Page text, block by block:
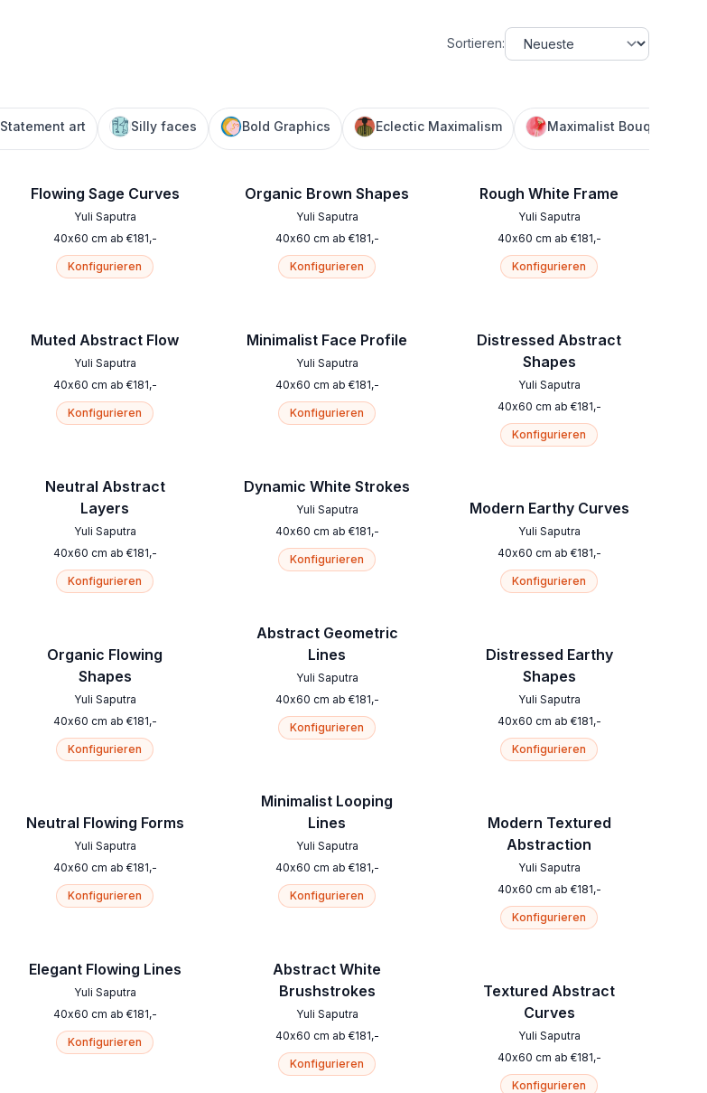
Sortieren:
Statement art Silly faces Bold Graphics Eclectic Maximalism Maximalist Bouquet
Flowing Sage Curves
Yuli Saputra
40x60 cm ab €181,-
Konfigurieren
Muted Abstract Flow
Yuli Saputra
40x60 cm ab €181,-
Konfigurieren
Neutral Abstract
Layers
Yuli Saputra
40x60 cm ab €181,-
Konfigurieren
Organic Flowing
Shapes
Yuli Saputra
40x60 cm ab €181,-
Konfigurieren
Neutral Flowing Forms
Yuli Saputra
40x60 cm ab €181,-
Konfigurieren
Elegant Flowing Lines
Yuli Saputra
40x60 cm ab €181,-
Konfigurieren
Organic Brown Shapes
Yuli Saputra
40x60 cm ab €181,-
Konfigurieren
Minimalist Face Profile
Yuli Saputra
40x60 cm ab €181,-
Konfigurieren
Dynamic White Strokes
Yuli Saputra
40x60 cm ab €181,-
Konfigurieren
Abstract Geometric
Lines
Yuli Saputra
40x60 cm ab €181,-
Konfigurieren
Minimalist Looping
Lines
Yuli Saputra
40x60 cm ab €181,-
Konfigurieren
Abstract White
Brushstrokes
Yuli Saputra
40x60 cm ab €181,-
Konfigurieren
Rough White Frame
Yuli Saputra
40x60 cm ab €181,-
Konfigurieren
Distressed Abstract
Shapes
Yuli Saputra
40x60 cm ab €181,-
Konfigurieren
Modern Earthy Curves
Yuli Saputra
40x60 cm ab €181,-
Konfigurieren
Distressed Earthy
Shapes
Yuli Saputra
40x60 cm ab €181,-
Konfigurieren
Modern Textured
Abstraction
Yuli Saputra
40x60 cm ab €181,-
Konfigurieren
Textured Abstract
Curves
Yuli Saputra
40x60 cm ab €181,-
Konfigurieren